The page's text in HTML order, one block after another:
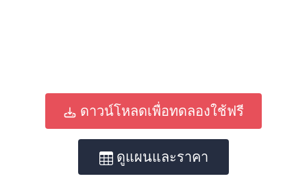
ดาวน์โหลดเพื่อทดลองใช้ฟรี
ดูแผนและราคา